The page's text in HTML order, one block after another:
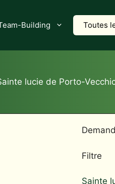
Building Toutes
lucie de Porto-
Filtre
Sainte